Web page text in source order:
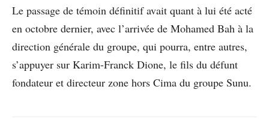
Le passage de témoin définitif avait quant à lui été acté
en octobre dernier, avec l’arrivée de Mohamed Bah à la
direction générale du groupe, qui pourra, entre autres,
s’appuyer sur Karim-Franck Dione, le fils du défunt
fondateur et directeur zone hors Cima du groupe Sunu.